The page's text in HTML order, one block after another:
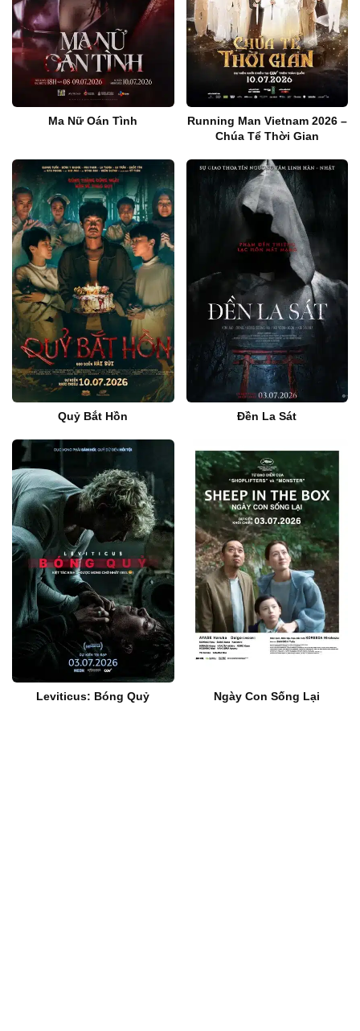
Ma Nữ Oán Tình
Running Man Vietnam 2026 –
Chúa Tể Thời Gian
Quỷ Bắt Hồn Đền La Sát
Leviticus: Bóng Quỷ Ngày Con Sống Lại